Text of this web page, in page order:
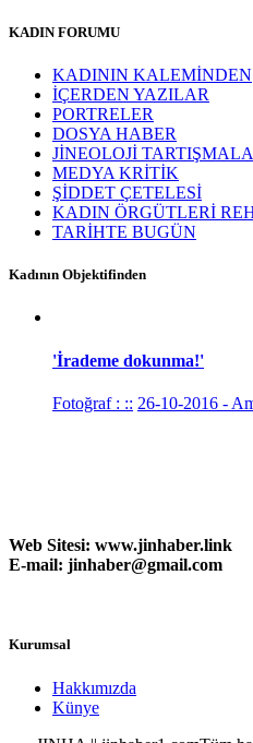
KADIN FORUMU
KADININ KALEMİNDEN
İÇERDEN YAZILAR
PORTRELER
DOSYA HABER
JİNEOLOJİ
MEDYA KRİTİK
ŞİDDET ÇETELESİ
KADIN ÖRGÜTLERİ
TARİHTE BUGÜN
Kadının Objektifinden
'İrademe dokunma!'
Fotoğraf : :: 26-10-2016 -
Web Sitesi: www.jinhaber.link
E-mail: jinhaber@gmail.com
Kurumsal
Hakkımızda
Künye